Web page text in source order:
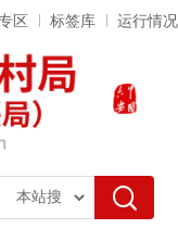
区 标签库 运行情况